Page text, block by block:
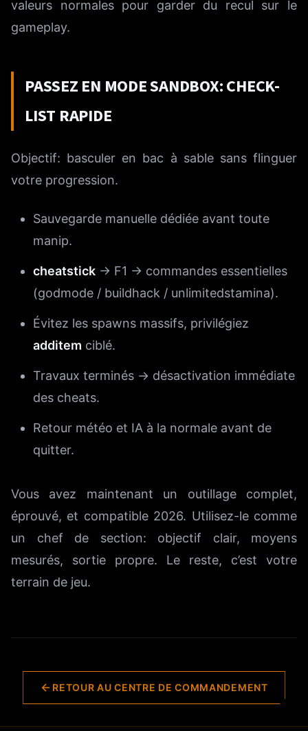
valeurs normales pour garder du recul sur le
gameplay.
PASSEZ EN MODE SANDBOX: CHECK-
LIST RAPIDE
Objectif: basculer en bac à sable sans flinguer
votre progression.
Sauvegarde manuelle dédiée avant toute
manip.
cheatstick → F1 → commandes essentielles
(godmode / buildhack / unlimitedstamina).
Évitez les spawns massifs, privilégiez
additem ciblé.
Travaux terminés → désactivation immédiate
des cheats.
Retour météo et IA à la normale avant de
quitter.
Vous avez maintenant un outillage complet,
éprouvé, et compatible 2026. Utilisez-le comme
un chef de section: objectif clair, moyens
mesurés, sortie propre. Le reste, c’est votre
terrain de jeu.
RETOUR AU CENTRE DE COMMANDEMENT